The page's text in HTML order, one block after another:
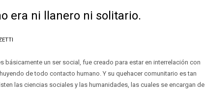
era ni llanero ni solitario.
básicamente un ser social, fue creado para estar en interrelación con
de todo contacto humano. Y su quehacer comunitario es tan
las ciencias sociales y las humanidades, las cuales se encargan de